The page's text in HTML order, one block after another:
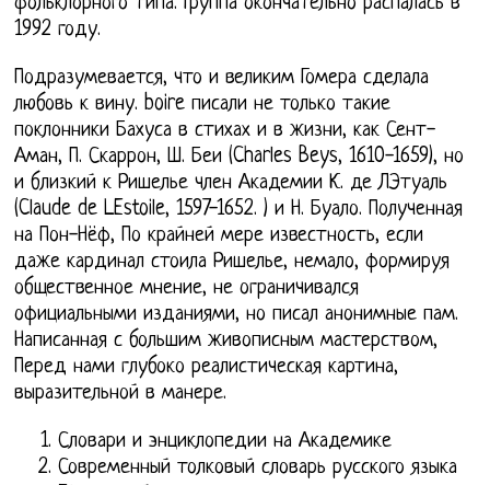
1992 году.
Подразумевается, что и великим Гомера сделала
любовь к вину. boire писали не только такие
поклонники Бахуса в стихах и в жизни, как Сент-
Аман, П. Скаррон, Ш. Беи (Charles Beys, 1610-1659), но
и близкий к Ришелье член Академии К. де ЛЭтуаль
(Claude de LEstoile, 1597-1652. ) и Н. Буало. Полученная
на Пон-Нёф, По крайней мере известность, если
даже кардинал стоила Ришелье, немало, формируя
общественное мнение, не ограничивался
официальными изданиями, но писал анонимные пам.
Написанная с большим живописным мастерством,
Перед нами глубоко реалистическая картина,
выразительной в манере.
Словари и энциклопедии на Академике
Современный толковый словарь русского языка